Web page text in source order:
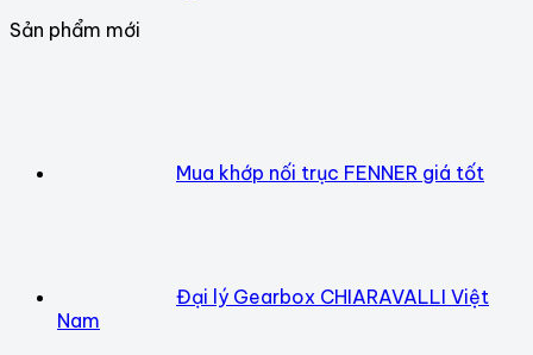
Sản phẩm mới
Mua khớp nối trục FENNER giá tốt
Đại lý Gearbox CHIARAVALLI Việt
Nam